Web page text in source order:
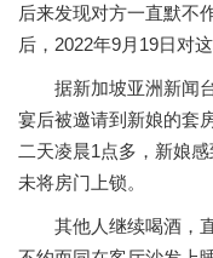
后来发现对方一直默不
后，2022年9月19日对
据新加坡亚洲新闻台
宴后被邀请到新娘的套
二天凌晨1点多，新娘
未将房门上锁。
其他人继续喝酒，直